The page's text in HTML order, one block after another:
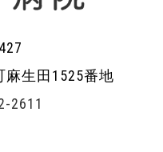
生田1525番地
2611